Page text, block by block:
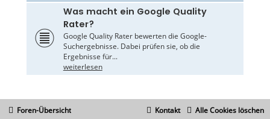
Was macht ein Google Quality
Rater?
Google Quality Rater bewerten die Google-
Suchergebnisse. Dabei prüfen sie, ob die
Ergebnisse für...
weiterlesen
Foren-Übersicht Alle Cookies löschen
Kontakt